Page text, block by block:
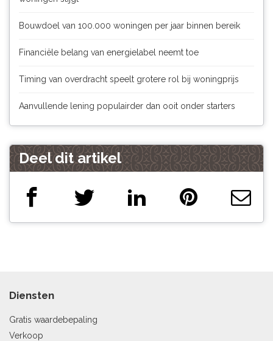
Bouwdoel van 100.000 woningen per jaar binnen bereik
Financiële belang van energielabel neemt toe
Timing van overdracht speelt grotere rol bij woningprijs
Aanvullende lening populairder dan ooit onder starters
Deel dit artikel
Diensten
Gratis waardebepaling
Verkoop